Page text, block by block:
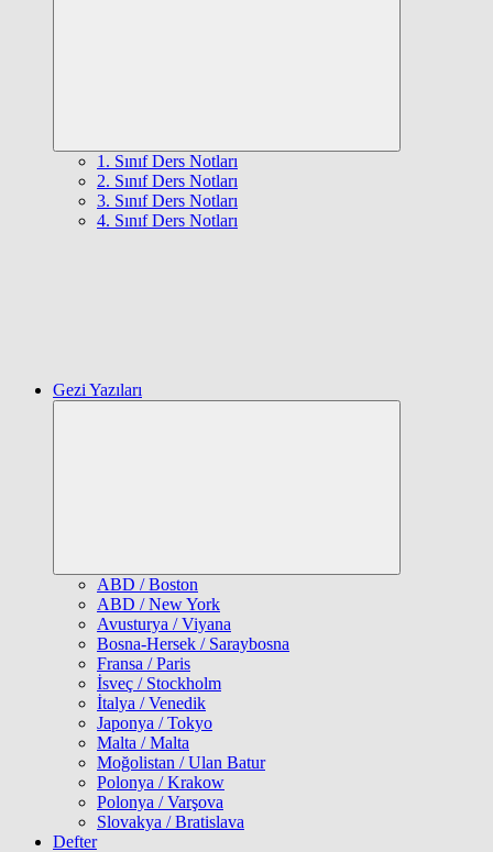
1. Sınıf Ders Notları
2. Sınıf Ders Notları
3. Sınıf Ders Notları
4. Sınıf Ders Notları
Gezi Yazıları
ABD / Boston
ABD / New York
Avusturya / Viyana
Bosna-Hersek / Saraybosna
Fransa / Paris
İsveç / Stockholm
İtalya / Venedik
Japonya / Tokyo
Malta / Malta
Moğolistan / Ulan Batur
Polonya / Krakow
Polonya / Varşova
Slovakya / Bratislava
Defter